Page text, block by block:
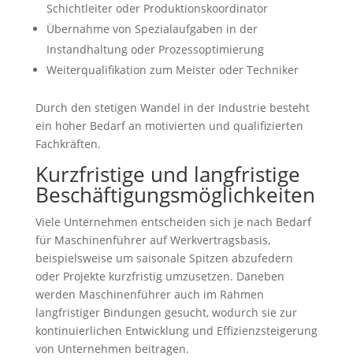
Schichtleiter oder Produktionskoordinator
Übernahme von Spezialaufgaben in der
Instandhaltung oder Prozessoptimierung
Weiterqualifikation zum Meister oder Techniker
Durch den stetigen Wandel in der Industrie besteht
ein hoher Bedarf an motivierten und qualifizierten
Fachkräften.
Kurzfristige und langfristige
Beschäftigungsmöglichkeiten
Viele Unternehmen entscheiden sich je nach Bedarf
für Maschinenführer auf Werkvertragsbasis,
beispielsweise um saisonale Spitzen abzufedern
oder Projekte kurzfristig umzusetzen. Daneben
werden Maschinenführer auch im Rahmen
langfristiger Bindungen gesucht, wodurch sie zur
kontinuierlichen Entwicklung und Effizienzsteigerung
von Unternehmen beitragen.